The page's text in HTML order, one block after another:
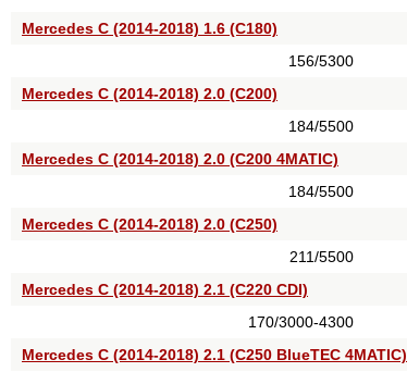
Mercedes C (2014-2018) 1.6 (C180)
156/5300
Mercedes C (2014-2018) 2.0 (C200)
184/5500
Mercedes C (2014-2018) 2.0 (C200 4MATIC)
184/5500
Mercedes C (2014-2018) 2.0 (C250)
211/5500
Mercedes C (2014-2018) 2.1 (C220 CDI)
170/3000-4300
Mercedes C (2014-2018) 2.1 (C250 BlueTEC 4MATIC)